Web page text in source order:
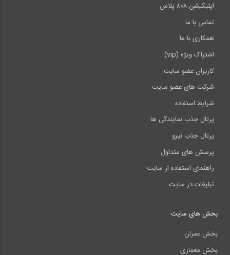
اپلیکیشن ۸۰۸ پلاس
تماس با ما
همکاری با ما
اشتراک ویژه (vip)
کاربران عضو سایت
شرکت های عضو سایت
شرایط استفاده
پرتال جذب نمایندگی ها
پرتال جذب نیرو
پرسش های متداول
راهنمای استفاده از سایت
تبلیغات در سایت
بخش های سایت
بخش عمران
بخش معماری